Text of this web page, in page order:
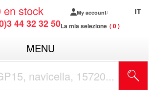
en stock
44 32 32 50
My account
La mia selezione 0
IT
MENU